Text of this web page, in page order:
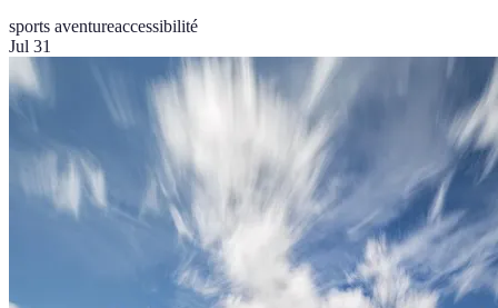
sports aventureaccessibilité
Jul 31